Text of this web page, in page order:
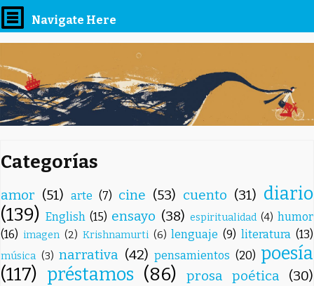
Navigate Here
Categorías
amor (51) arte (7) cine (53) cuento (31) diario
(139) English (15) ensayo (38) espiritualidad (4) humor
(16) imagen (2) Krishnamurti (6) lenguaje (9) literatura (13)
música (3) narrativa (42) pensamientos (20) poesía
(117) préstamos (86) prosa poética (30)